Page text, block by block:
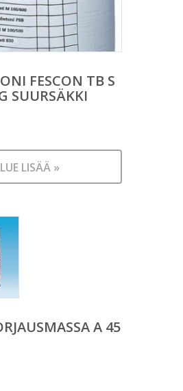
FESCON TB S
SUURSÄKKI
LUE LISÄÄ »
A 45